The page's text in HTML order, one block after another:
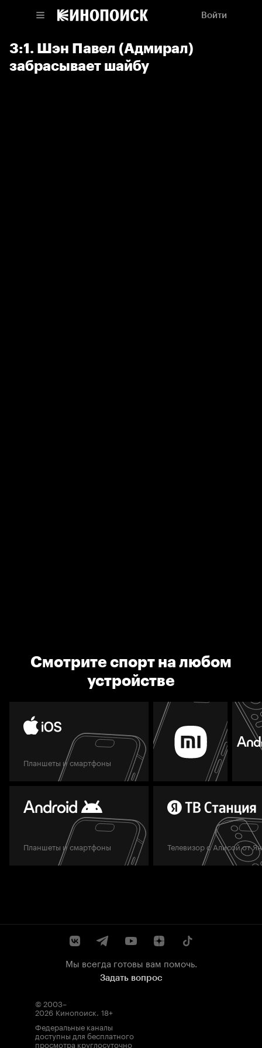
Войти
3:1. Шэн Павел (Адмирал)
забрасывает шайбу
Смотрите спорт на любом
устройстве
Планшеты и смартфоны
Планшеты и смартфоны Телевизор с Алисой от
Мы всегда готовы вам помочь.
Задать вопрос
© 2003–
2026 Кинопоиск. 18+
Федеральные каналы
доступны для бесплатного
просмотра круглосуточно